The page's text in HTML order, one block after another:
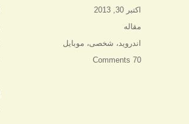
ارسال
شده
اکتبر 30, 2013
دسته‌ها
مقاله
برچسب‌ها
اندروید، شخصی، موبایل
70 Comments